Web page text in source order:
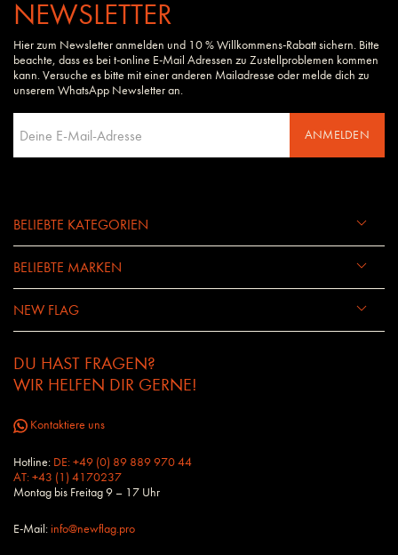
NEWSLETTER
Hier zum Newsletter anmelden und 10 % Willkommens-Rabatt sichern. Bitte
beachte, dass es bei t-online E-Mail Adressen zu Zustellproblemen kommen
kann. Versuche es bitte mit einer anderen Mailadresse oder melde dich zu
unserem WhatsApp Newsletter an.
ANMELDEN
BELIEBTE KATEGORIEN
BELIEBTE MARKEN
NEW FLAG
DU HAST FRAGEN?
WIR HELFEN DIR GERNE!
Kontaktiere uns
Hotline: DE: +49 (0) 89 889 970 44
AT: +43 (1) 4170237
Montag bis Freitag 9 – 17 Uhr
E-Mail:info@newflag.pro